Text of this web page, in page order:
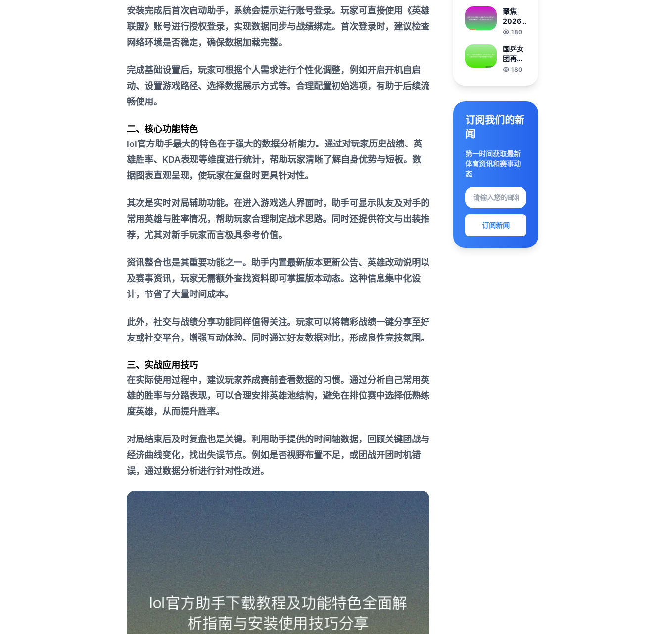
安装完成后首次启动助手，系统会提示进行账号登录。玩家可直接使用《英雄
联盟》账号进行授权登录，实现数据同步与战绩绑定。首次登录时，建议检查
网络环境是否稳定，确保数据加载完整。
完成基础设置后，玩家可根据个人需求进行个性化调整，例如开启开机自启
动、设置游戏路径、选择数据展示方式等。合理配置初始选项，有助于后续流
畅使用。
二、核心功能特色
lol官方助手最大的特色在于强大的数据分析能力。通过对玩家历史战绩、英
雄胜率、KDA表现等维度进行统计，帮助玩家清晰了解自身优势与短板。数
据图表直观呈现，使玩家在复盘时更具针对性。
其次是实时对局辅助功能。在进入游戏选人界面时，助手可显示队友及对手的
常用英雄与胜率情况，帮助玩家合理制定战术思路。同时还提供符文与出装推
荐，尤其对新手玩家而言极具参考价值。
资讯整合也是其重要功能之一。助手内置最新版本更新公告、英雄改动说明以
及赛事资讯，玩家无需额外查找资料即可掌握版本动态。这种信息集中化设
计，节省了大量时间成本。
此外，社交与战绩分享功能同样值得关注。玩家可以将精彩战绩一键分享至好
友或社交平台，增强互动体验。同时通过好友数据对比，形成良性竞技氛围。
三、实战应用技巧
在实际使用过程中，建议玩家养成赛前查看数据的习惯。通过分析自己常用英
雄的胜率与分路表现，可以合理安排英雄池结构，避免在排位赛中选择低熟练
度英雄，从而提升胜率。
对局结束后及时复盘也是关键。利用助手提供的时间轴数据，回顾关键团战与
经济曲线变化，找出失误节点。例如是否视野布置不足，或团战开团时机错
误，通过数据分析进行针对性改进。
球鞋热
潮
国足能
否打破
恐韩魔
挑战
聚焦
2026
年度最
击类网
络游戏
全景趋
新玩法
点
180
国乒女
团再登
巅峰奥
冠书写
奇时代
180
订阅我们的新
闻
第一时间获取最新
体育资讯和赛事动
态
订阅新闻